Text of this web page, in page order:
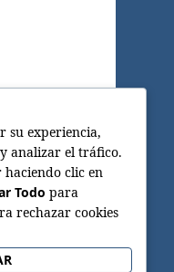
su experiencia,
analizar el tráfico.
clic en
Todo para
rechazar cookies